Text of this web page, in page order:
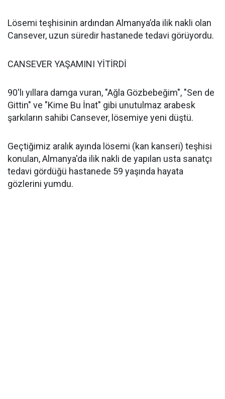
Lösemi teşhisinin ardından Almanya’da ilik nakli olan
Cansever, uzun süredir hastanede tedavi görüyordu.
CANSEVER YAŞAMINI YİTİRDİ
90'lı yıllara damga vuran, "Ağla Gözbebeğim", "Sen de
Gittin" ve "Kime Bu İnat" gibi unutulmaz arabesk
şarkıların sahibi Cansever, lösemiye yeni düştü.
Geçtiğimiz aralık ayında lösemi (kan kanseri) teşhisi
konulan, Almanya'da ilik nakli de yapılan usta sanatçı
tedavi gördüğü hastanede 59 yaşında hayata
gözlerini yumdu.